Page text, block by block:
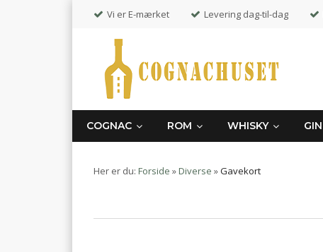
Vi er E-mærket Levering dag-til-dag
COGNAC ROM WHISKY GIN
Her er du: Forside »Diverse »Gavekort